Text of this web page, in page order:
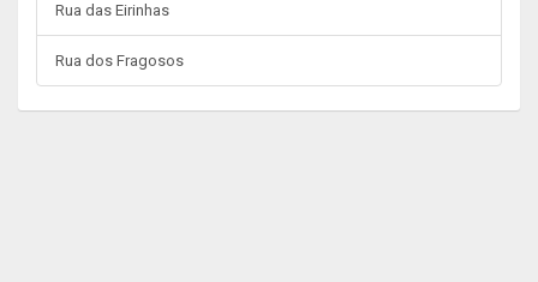
Rua das Eirinhas
Rua dos Fragosos